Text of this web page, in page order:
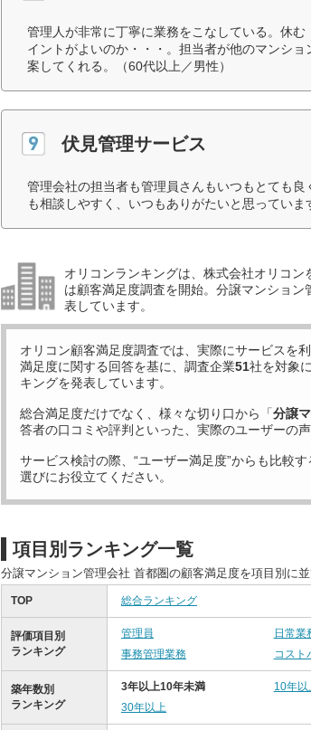
管理人が非常に丁寧に業務をこなしている。休
イントがよいのか・・・。担当者が他のマンシ
案してくれる。（60代以上／男性）
伏見管理サービス
管理会社の担当者も管理員さんもいつもとても
も相談しやすく、いつもありがたいと思っていま
オリコンランキングは、株式会社オリコ
は顧客満足度調査を開始。分譲マンショ
表しています。
オリコン顧客満足度調査では、実際にサービスを
満足度に関する回答を基に、調査企業51社を対象
キングを発表しています。
総合満足度だけでなく、様々な切り口から「分譲
答者の口コミや評判といった、実際のユーザーの声
サービス検討の際、“ユーザー満足度”からも比較す
選びにお役立てください。
項目別ランキング一覧
分譲マンション管理会社 首都圏の顧客満足度を項目別に
TOP 総合ランキング
評価項目別
ランキング
管理員 日常業
事務管理業務
コスト
築年数別
ランキング
3年以上10年未満 10年
30年以上